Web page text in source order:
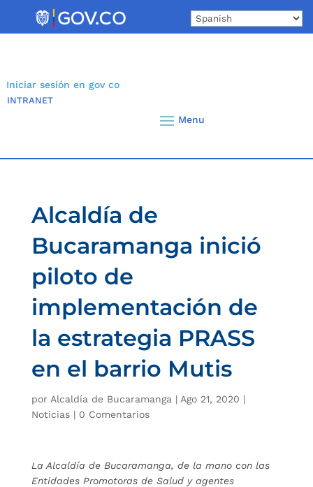
Iniciar sesión en gov co
INTRANET
Alcaldía de
Bucaramanga inició
piloto de
implementación de
la estrategia PRASS
en el barrio Mutis
por Alcaldía de Bucaramanga | Ago 21, 2020 |
Noticias| 0 Comentarios
La Alcaldía de Bucaramanga, de la mano con las
Entidades Promotoras de Salud y agentes